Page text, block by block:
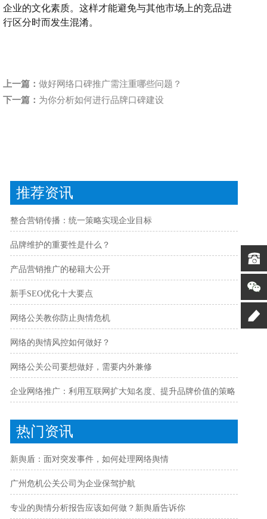
企业的文化素质。 这样才能避免与其他市场上的竞品进
行区分时而发生混淆。
上一篇： 做好网络口碑推广需注重哪些问题？
下一篇： 为你分析如何进行品牌口碑建设
推荐资讯
整合营销传播：统一策略实现企业目标
品牌维护的重要性是什么？
产品营销推广的秘籍大公开
新手SEO优化十大要点
网络公关教你防止舆情危机
网络的舆情风控如何做好？
网络公关公司要想做好，需要内外兼修
企业网络推广：利用互联网扩大知名度、提升品牌价值的策略
热门资讯
新舆盾：面对突发事件，如何处理网络舆情
广州危机公关公司为企业保驾护航
专业的舆情分析报告应该如何做？新舆盾告诉你